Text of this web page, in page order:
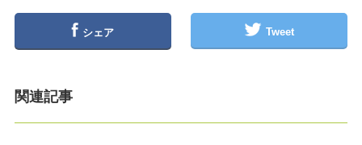
シェア Tweet
関連記事